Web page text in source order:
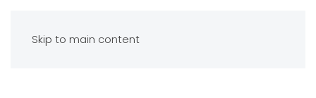
Skip to main content